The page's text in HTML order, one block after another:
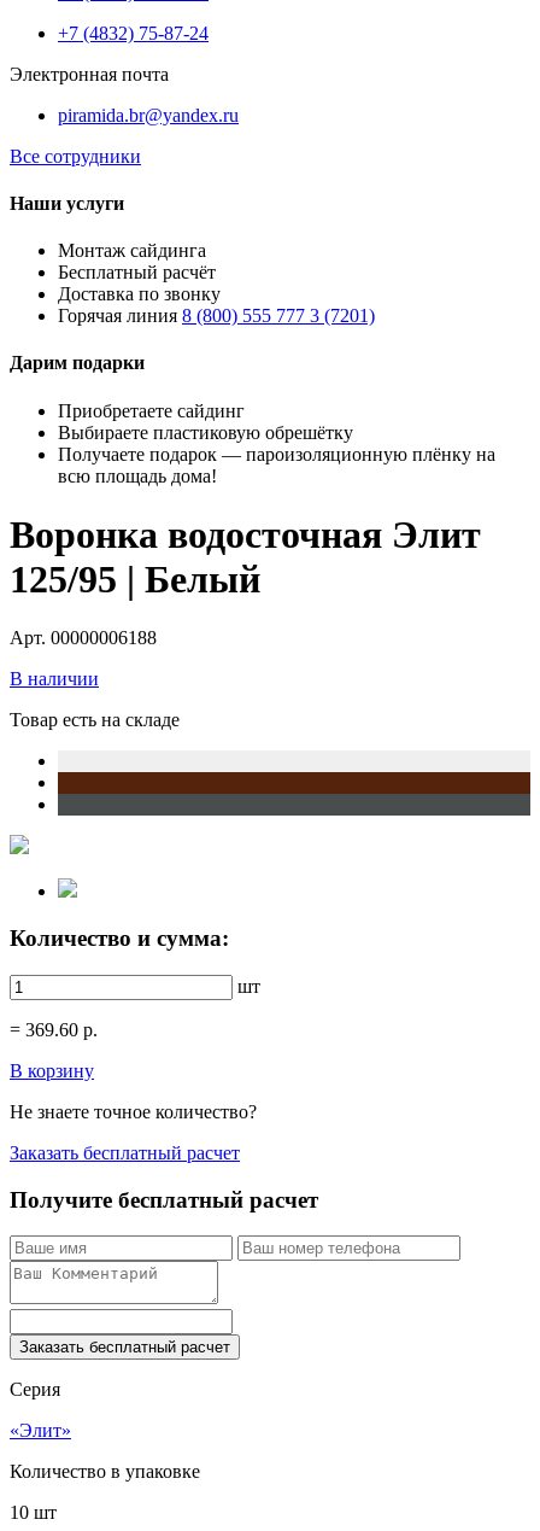
+7 (4832) 75-87-24
Электронная почта
piramida.br@yandex.ru
Все сотрудники
Наши услуги
Монтаж сайдинга
Бесплатный расчёт
Доставка по звонку
Горячая линия 8 (800) 555 777 3 (7201)
Дарим подарки
Приобретаете сайдинг
Выбираете пластиковую обрешётку
Получаете подарок — пароизоляционную плёнку на
всю площадь дома!
Воронка водосточная Элит
125/95 | Белый
Арт. 00000006188
В наличии
Товар есть на складе
Количество и сумма:
шт
= 369.60 р.
В корзину
Не знаете точное количество?
Заказать бесплатный расчет
Получите бесплатный расчет
Заказать бесплатный расчет
Серия
«Элит»
Количество в упаковке
10 шт